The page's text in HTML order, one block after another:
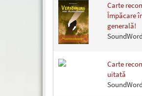
Carte
Împăcare
generală!
Carte
uitată